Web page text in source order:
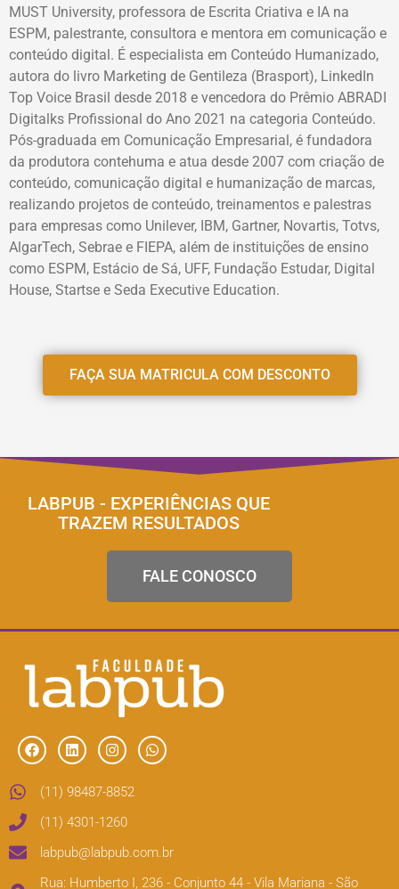
MUST University, professora de Escrita Criativa e IA na
ESPM, palestrante, consultora e mentora em comunicação e
conteúdo digital. É especialista em Conteúdo Humanizado,
autora do livro Marketing de Gentileza (Brasport), LinkedIn
Top Voice Brasil desde 2018 e vencedora do Prêmio ABRADI
Digitalks Profissional do Ano 2021 na categoria Conteúdo.
Pós-graduada em Comunicação Empresarial, é fundadora
da produtora contehuma e atua desde 2007 com criação de
conteúdo, comunicação digital e humanização de marcas,
realizando projetos de conteúdo, treinamentos e palestras
para empresas como Unilever, IBM, Gartner, Novartis, Totvs,
AlgarTech, Sebrae e FIEPA, além de instituições de ensino
como ESPM, Estácio de Sá, UFF, Fundação Estudar, Digital
House, Startse e Seda Executive Education.
FAÇA SUA MATRICULA COM DESCONTO
LABPUB - EXPERIÊNCIAS QUE
TRAZEM RESULTADOS
FALE CONOSCO
(11) 98487-8852
(11) 4301-1260
labpub@labpub.com.br
Rua: Humberto I, 236 - Conjunto 44 - Vila Mariana - São